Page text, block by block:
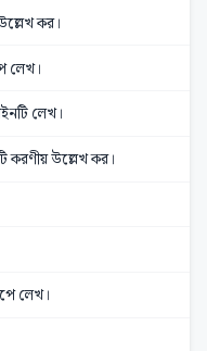
কর।
লেখ।
লেখ।
করণীয় উল্লেখ কর।
লেখ।